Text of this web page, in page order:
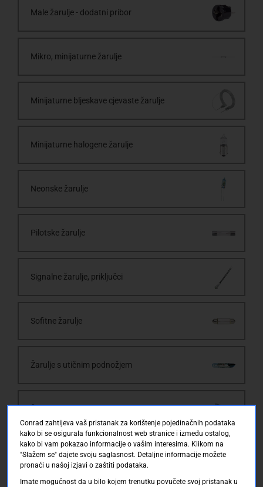
Male žarulje - dodatni pribor
Mikro, minijaturne žarulje
Minijaturne bljeskave cjevaste žarulje
Minijaturne halogene žarulje
Neonske žarulje
Pilotske žarulje
Signalne žarulje, priključci
Sofitne žarulje
Žarulje s utičnim podnožjem
Žarulje sa staklenim grlom
Žarulje Xenon, Krypton
Conrad zahtijeva vaš pristanak za korištenje pojedinačnih podataka
kako bi se osigurala funkcionalnost web stranice i između ostalog,
kako bi vam pokazao informacije o vašim interesima. Klikom na
"Slažem se" dajete svoju saglasnost. Detaljne informacije možete
pronaći u našoj izjavi o zaštiti podataka.
Imate mogućnost da u bilo kojem trenutku povučete svoj pristanak u